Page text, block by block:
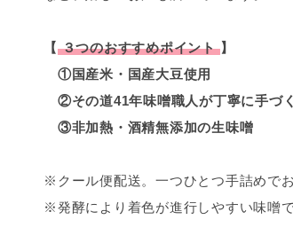
【３つのおすすめポイント】
①国産米・国産大豆使用
②その道41年味噌職人が丁寧に手づ
③非加熱・酒精無添加の生味噌
※クール便配送。一つひとつ手詰めでお
※発酵により着色が進行しやすい味噌